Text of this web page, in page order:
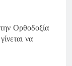
Ορθοδοξία
να